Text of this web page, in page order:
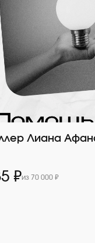
Лиана
₽из 70 000 ₽